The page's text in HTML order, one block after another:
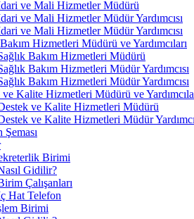
ve Mali Hizmetler Müdürü
ve Mali Hizmetler Müdür Yardımcısı
ve Mali Hizmetler Müdür Yardımcısı
Hizmetleri Müdürü ve Yardımcıları
Bakım Hizmetleri Müdürü
Bakım Hizmetleri Müdür Yardımcısı
Bakım Hizmetleri Müdür Yardımcısı
Kalite Hizmetleri Müdürü ve
ve Kalite Hizmetleri Müdürü
ve Kalite Hizmetleri Müdür
Birimi
Gidilir?
Çalışanları
Hat Telefon
Birimi